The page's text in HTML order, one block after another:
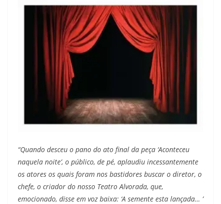
“Quando desceu o pano do ato final da peça ‘Aconteceu
naquela noite’, o público, de pé, aplaudiu incessantemente
os atores os quais foram nos bastidores buscar o diretor, o
chefe, o criador do nosso Teatro Alvorada, que,
emocionado, disse em voz baixa: ‘A semente esta lançada… ’